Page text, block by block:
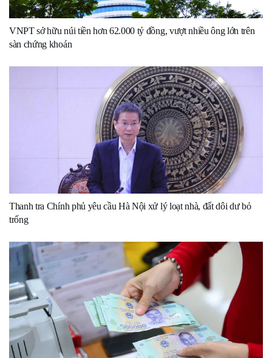
VNPT sở hữu núi tiền hơn 62.000 tỷ đồng, vượt nhiều ông lớn trên
sàn chứng khoán
Thanh tra Chính phủ yêu cầu Hà Nội xử lý loạt nhà, đất dôi dư bỏ
trống